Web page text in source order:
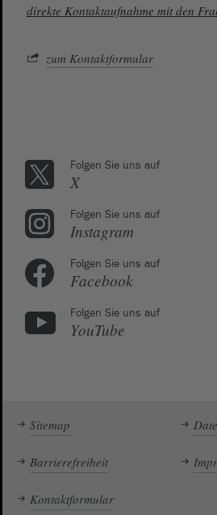
direkte Kontaktaufnahme mit den
zum Kontaktformular
Folgen Sie uns auf
X
Folgen Sie uns auf
Instagram
Folgen Sie uns auf
Facebook
Folgen Sie uns auf
YouTube
Sitemap
Barrierefreiheit
Kontaktformular